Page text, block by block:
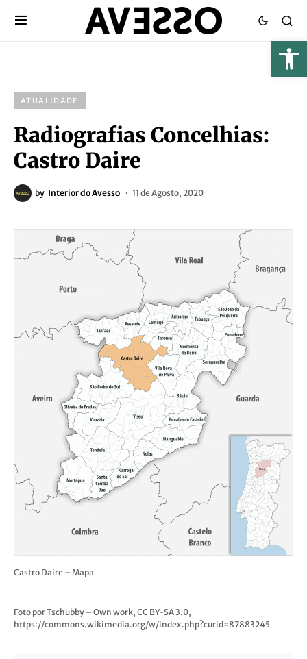
ATUALIDADE
Radiografias Concelhias:
Castro Daire
by Interior do Avesso 11 de Agosto, 2020
Castro Daire – Mapa
Foto por Tschubby – Own work, CC BY-SA 3.0,
https://commons.wikimedia.org/w/index.php?curid=87883245